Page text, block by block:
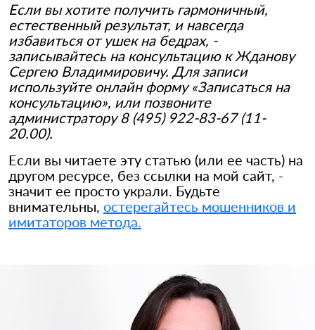
Если вы хотите получить гармоничный,
естественный результат, и навсегда
избавиться от ушек на бедрах, -
записывайтесь на консультацию к Жданову
Сергею Владимировичу. Для записи
используйте онлайн форму «Записаться на
консультацию», или позвоните
администратору 8 (495) 922-83-67 (11-
20.00).
Если вы читаете эту статью (или ее часть) на
другом ресурсе, без ссылки на мой сайт, -
значит ее просто украли. Будьте
внимательны, остерегайтесь мошенников и
имитаторов метода.